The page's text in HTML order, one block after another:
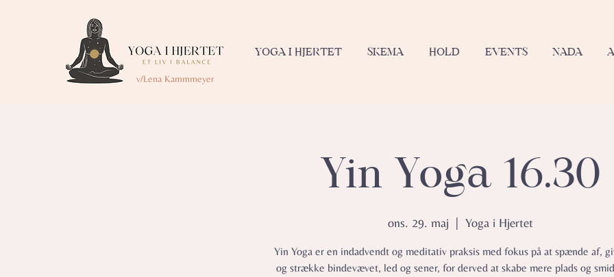
v/Lena Kammmeyer
YOGA I HJERTET SKEMA HOLD EVENTS NADA
Yin Yoga 16.30
ons. 29. maj Yoga i Hjertet
Yin Yoga er en indadvendt og meditativ praksis med fokus på at spænde af,
og strække bindevævet, led og sener, for derved at skabe mere plads og